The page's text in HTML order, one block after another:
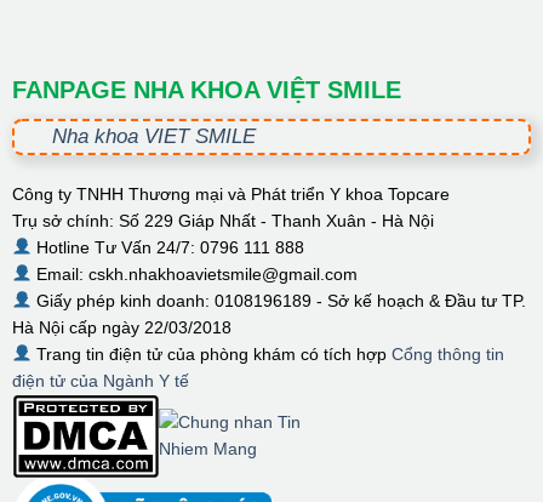
FANPAGE NHA KHOA VIỆT SMILE
Nha khoa VIET SMILE
Công ty TNHH Thương mại và Phát triển Y khoa Topcare
Trụ sở chính: Số 229 Giáp Nhất - Thanh Xuân - Hà Nội
Hotline Tư Vấn 24/7: 0796 111 888
Email: cskh.nhakhoavietsmile@gmail.com
Giấy phép kinh doanh: 0108196189 - Sở kế hoạch & Đầu tư TP.
Hà Nội cấp ngày 22/03/2018
Trang tin điện tử của phòng khám có tích hợp Cổng thông tin
điện tử của Ngành Y tế